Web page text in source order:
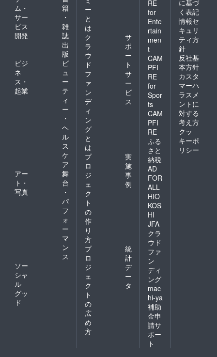
ム・
サー
ビス
開発
籍
・
雑
誌
出
版
ビジ
ネ
ス・
起業
ビ
ュ
ー
テ
ィ
ー
・
ヘ
ル
ス
ケ
ア
アー
ト・
写真
舞
台
・
パ
フ
ォ
ー
マ
ン
ス
ソー
シャ
ル
グッ
ド
ー
と
は
ク
ラ
ウ
ド
フ
ァ
ン
デ
ィ
ン
グ
と
は
サ
ポ
ー
ト
サ
ー
ビ
ス
プ
ロ
ジ
ェ
ク
ト
の
作
り
方
実
施
事
例
プ
ロ
ジ
ェ
ク
ト
の
広
め
方
統
計
デ
ー
タ
RE
for
Ente
rtain
men
t
CAM
PFI
RE
for
Spor
ts
CAM
PFI
RE
ふる
さと
納税
AD
FOR
ALL
HIO
KOS
HI
JFA
クラ
ウド
ファ
ン
ディ
ング
mac
hi-ya
補助
金申
請サ
ポー
ト
に基づ
く表記
情報セ
キュリ
ティ方
針
反社基
本方針
カスタ
マーハ
ラスメ
ントに
対する
考え方
クッ
キーポ
リシー